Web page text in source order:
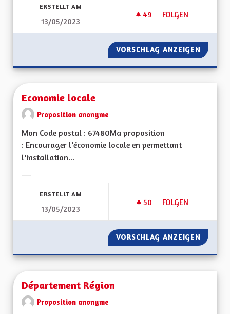
ERSTELLT AM
13/05/2023
49 49 FOLLOWER
FOLGEN
VITESSE À 90 KM/
VORSCHLAG ANZEIGEN
Economie locale
Proposition anonyme
Mon Code postal : 67480Ma proposition
: Encourager l'économie locale en permettant
l'installation...
ERSTELLT AM
13/05/2023
50 50 FOLLOWER
FOLGEN
ECONOMIE LOCALE
VORSCHLAG ANZEIGEN
Département Région
Proposition anonyme